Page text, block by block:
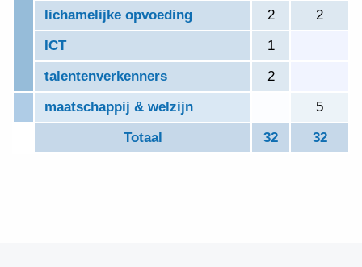
lichamelijke opvoeding
2
2
ICT
1
talentenverkenners
2
maatschappij & welzijn
5
Totaal
32 32